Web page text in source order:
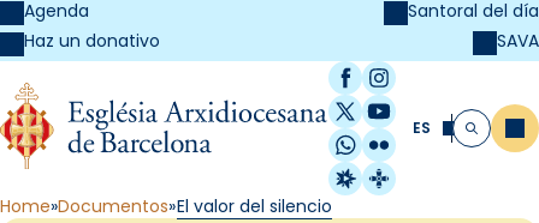
Agenda
Haz un donativo
Santoral del día
SAVA
Facebook
Instagram
X / Twitter
YouTube
WhatsApp
Flickr
Radio Estel
Catalunya
ES Buscar
Home Documentos El valor del silencio